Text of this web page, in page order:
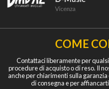
COME
Contattaci liberamente per
procedure di acquisto o di reso. Il
anche per chiarimenti sulla
di consegna e per